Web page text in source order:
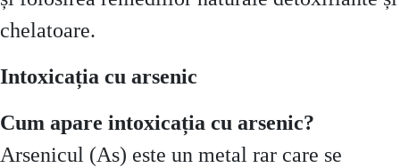
chelatoare.
Intoxicația cu arsenic
Cum apare intoxicația cu arsenic?
Arsenicul (As) este un metal rar care se